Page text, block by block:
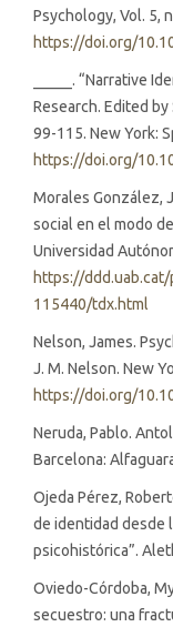
Psychology, Vol. 5,
https://doi.org/
_____. “Narrative
Research. Edited by
99-115. New York:
https://doi.org/
Morales González,
social en el modo
Universidad
https://
115440/tdx.html
Nelson, James.
J. M. Nelson. New
https://doi.org/
Neruda, Pablo.
Barcelona:
Ojeda Pérez,
de identidad desde
psicohistórica”.
Oviedo-Córdoba,
secuestro: una